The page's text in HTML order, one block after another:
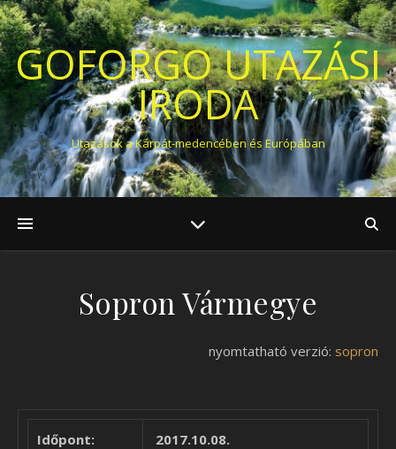
GOFORGO UTAZÁSI
IRODA
Utazások a Kárpát-medencében és Európában
Sopron Vármegye
nyomtatható verzió: sopron
Időpont: 2017.10.08.